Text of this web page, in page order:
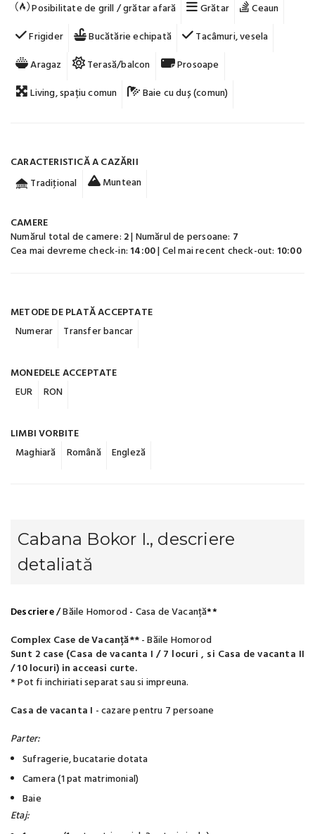
Posibilitate de grill / grătar afară
Grătar
Ceaun
Frigider
Bucătărie echipată
Tacâmuri, vesela
Aragaz
Terasă/balcon
Prosoape
Living, spațiu comun
Baie cu duș (comun)
CARACTERISTICĂ A CAZĂRII
Tradiţional
Muntean
CAMERE
Numărul total de camere: 2| Numărul de persoane: 7
Cea mai devreme check-in: 14:00| Cel mai recent check-out: 10:00
METODE DE PLATĂ ACCEPTATE
Numerar
Transfer bancar
MONEDELE ACCEPTATE
EUR
RON
LIMBI VORBITE
Maghiară
Română Engleză
Cabana Bokor I., descriere
detaliată
Descriere/Băile Homorod- Casa de Vacanță**
Complex Case de Vacanță**- Băile Homorod
Sunt 2 case (Casa de vacanta I / 7 locuri , si Casa de vacanta II
/ 10 locuri) in acceasi curte.
* Pot fi inchiriati separat sau si impreuna.
Casa de vacanta I - cazare pentru 7 persoane
Parter:
Sufragerie, bucatarie dotata
Camera (1 pat matrimonial)
Baie
Etaj: